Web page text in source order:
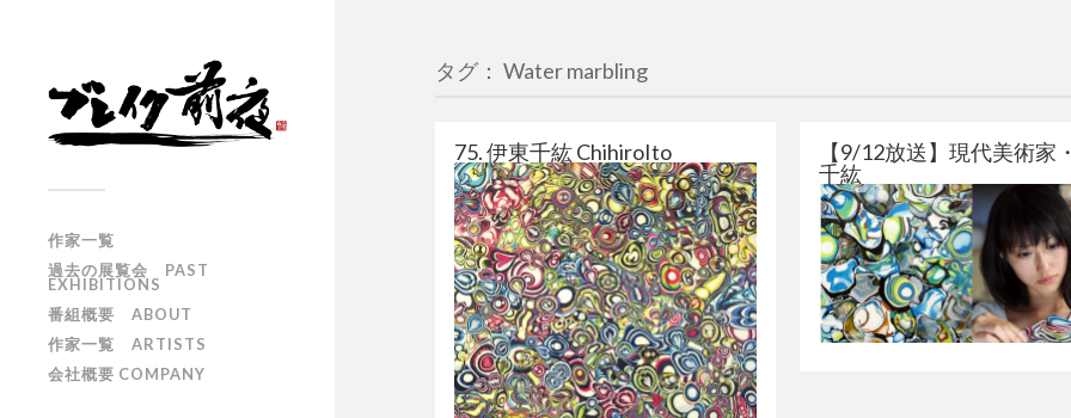
作家一覧
過去の展覧会 PAST
EXHIBITIONS
番組概要 ABOUT
作家一覧 ARTISTS
会社概要 COMPANY
タグ： Water marbling
75. 伊東千紘 ChihiroIto
【9/12放送】現代美術家
千紘